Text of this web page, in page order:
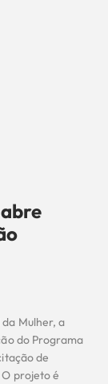
Mulher, a
do Programa
de
projeto é